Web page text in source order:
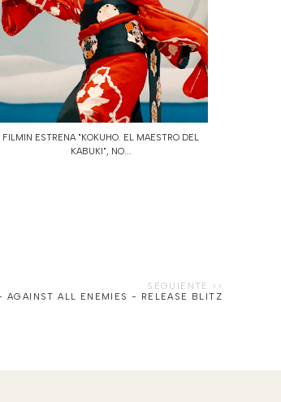
FILMIN ESTRENA "KOKUHO. EL MAESTRO DEL
KABUKI", NO...
AGAINST ALL ENEMIES - RELEASE BLITZ